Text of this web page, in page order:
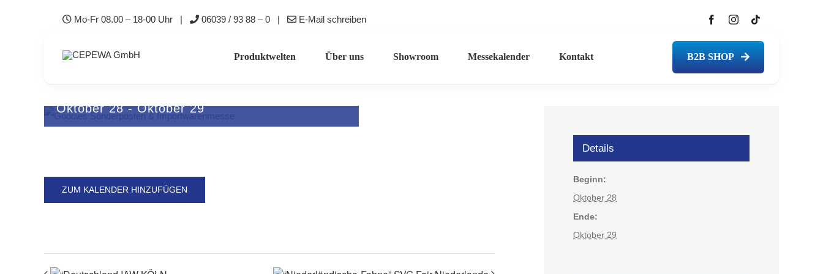
Mo-Fr 08.00 – 18-00 Uhr | 06039 / 93 88 – 0| E-Mail schreiben
Produktwelten Über uns Showroom Messekalender Kontakt B2B SHOP
Oktober 28-Oktober 29
ZUM KALENDER HINZUFÜGEN
Details
Beginn:
Oktober 28
Ende:
Oktober 29